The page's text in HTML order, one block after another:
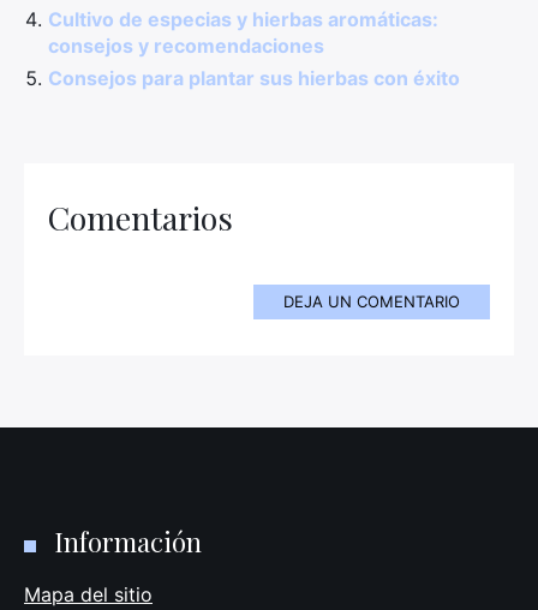
Cultivo de especias y hierbas aromáticas:
consejos y recomendaciones
Consejos para plantar sus hierbas con éxito
Comentarios
DEJA UN COMENTARIO
Información
Mapa del sitio